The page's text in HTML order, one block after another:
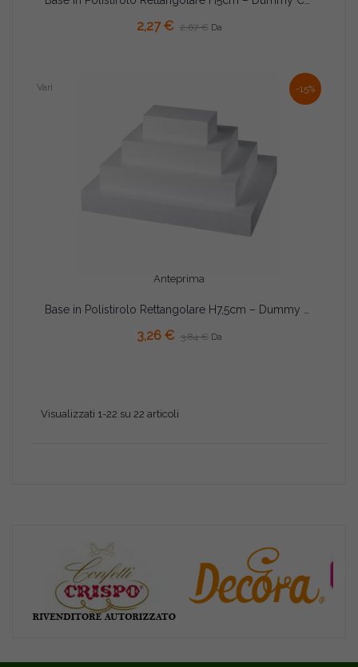
2,27 € 2,67 € Da
-15%
Anteprima
Vari
3,26 € 3,84 € Da
Visualizzati 1-22 su 22 articoli